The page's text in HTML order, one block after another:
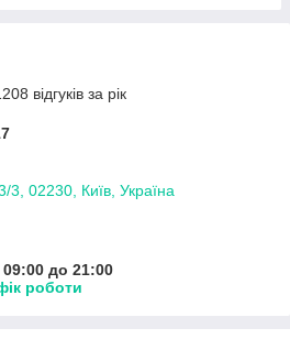
відгуків за рік
3, 02230, Київ, Україна
до 21:00
роботи